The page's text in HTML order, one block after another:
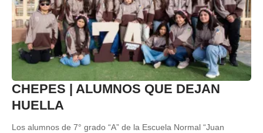
CHEPES | ALUMNOS QUE DEJAN
HUELLA
Los alumnos de 7° grado “A” de la Escuela Normal “Juan